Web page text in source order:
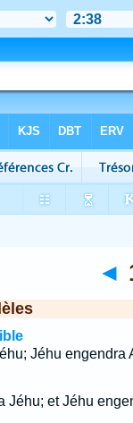
◄
Jéhu engendra
Jéhu; et Jéhu